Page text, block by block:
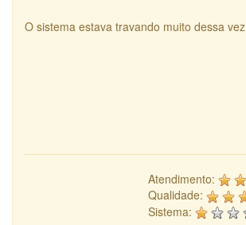
O sistema estava travando muito dessa vez
Atendimento:
Qualidade:
Sistema: